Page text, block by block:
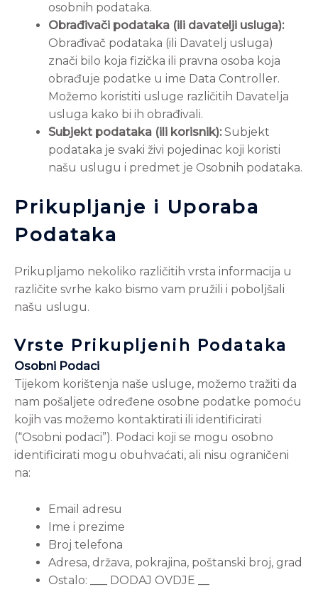
osobnih podataka.
Obrađivači podataka (ili davatelji usluga):
Obrađivač podataka (ili Davatelj usluga)
znači bilo koja fizička ili pravna osoba koja
obrađuje podatke u ime Data Controller.
Možemo koristiti usluge različitih Davatelja
usluga kako bi ih obrađivali.
Subjekt podataka (ili korisnik):Subjekt
podataka je svaki živi pojedinac koji koristi
našu uslugu i predmet je Osobnih podataka.
Prikupljanje i Uporaba
Podataka
Prikupljamo nekoliko različitih vrsta informacija u
različite svrhe kako bismo vam pružili i poboljšali
našu uslugu.
Vrste Prikupljenih Podataka
Osobni Podaci
Tijekom korištenja naše usluge, možemo tražiti da
nam pošaljete određene osobne podatke pomoću
kojih vas možemo kontaktirati ili identificirati
(“Osobni podaci”). Podaci koji se mogu osobno
identificirati mogu obuhvaćati, ali nisu ograničeni
na:
Email adresu
Ime i prezime
Broj telefona
Adresa, država, pokrajina, poštanski broj, grad
Ostalo: ___ DODAJ OVDJE __